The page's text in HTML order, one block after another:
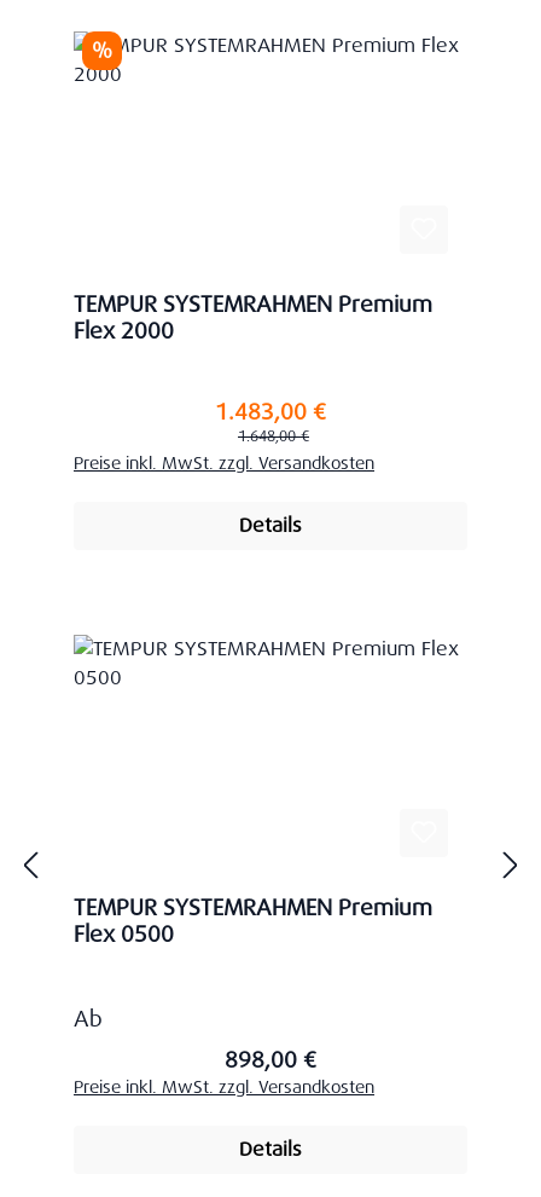
Rabatt
%
TEMPUR SYSTEMRAHMEN Premium
Flex 2000
Verkaufspreis:1.483,00 €
Regulärer Preis:
1.648,00 €
Preise inkl. MwSt. zzgl. Versandkosten
Details
TEMPUR SYSTEMRAHMEN Premium
Flex 0500
Regulärer Preis:
Ab
898,00 €
Preise inkl. MwSt. zzgl. Versandkosten
Details